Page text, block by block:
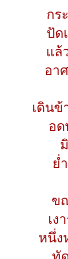
กร
ปัด
แล้
อา
เดิน
อด
ย่
ข
เง
หนึ่ง